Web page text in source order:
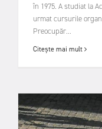
în 1975. A studiat la
urmat cursurile
Preocupăr...
Citește mai mult